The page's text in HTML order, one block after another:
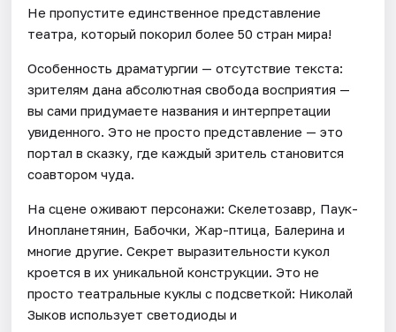
Не пропустите единственное представление
театра, который покорил более 50 стран мира!
Особенность драматургии — отсутствие текста:
зрителям дана абсолютная свобода восприятия —
вы сами придумаете названия и интерпретации
увиденного. Это не просто представление — это
портал в сказку, где каждый зритель становится
соавтором чуда.
На сцене оживают персонажи: Скелетозавр, Паук-
Инопланетянин, Бабочки, Жар-птица, Балерина и
многие другие. Секрет выразительности кукол
кроется в их уникальной конструкции. Это не
просто театральные куклы с подсветкой: Николай
Зыков использует светодиоды и